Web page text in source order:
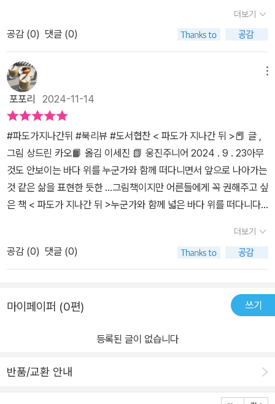
비를 피하기 위해 피해야만 했다. 갇혀버린 곳에서 막막했던 것도 잠
시 그곳에서의 시간을 즐기게 되는 이들을 발견한다. 그리고 그곳에
복과 마주할 수 있다. 혼자였다면 힘들었을 고립된 상황에서 혼자가
아닌, 다른 이들과 함께 하고 그들과 서로 도우면서 이겨내는 모습. 자
신의 감정은 어느새 그들과 동화되어 이겨내고 있음을 보게 된다. 파
도가 닥쳐오기 전에는 보지 못했던 것들을, 파도가 지나가고 난 뒤에
야 비로소 보이는 것이다. 그렇게 서로가 서로에게 의지하면서 지내
는 모습을 보면서 나도 모르게 미소가 지어졌다. 아이들을 위한 동화
이지만 어른들에게도 따스한 감동을 안겨줄 수 있는 《파도가 지나간
뒤》였다.출판사로부터 도서를 제공받고 주관적으로 쓴 글입니다.
<우리>를 발견하기도 하지요.새로운 누군가를 사귀려면<나의 시간
을 함께 나누어야>하는 것도느낄 수 있지요.그렇게 나보다 더 사랑하
는 누군가가 생기면줄 수 있는 사랑은 두 배, 세 배로 불어나는 것도배
우게 되지요.그렇게 조각 조각들이 모인 나의 경험들이<작은 꿈>이
되어 있었네요.그 꿈이 내게 있기에이제 괜찮을 거예요.뭔가 해 보면
어떨까요?다시 힘을 모으기로 했어요.먼저 밖으로 나가 다시 하늘을
올려다 보는거예요.귀여운 두 친구들의 모험을따라 다녀봤어요!나뿐
만이 아니라 누구에게도 느끼는 감정들이 같다는 것을알게 되고, 그
과정을 같이 응원하고,다시 나도 힘을 얻고 있게 되더라구요.아이와
함께 나와, 우리그리고 세상에 <화이팅>을 외칠수 있는 책이였어요.
❤️한 주도 애썼던 우리에게 <토닥>여 주는 책이 아닐까요?
더보기
공감 (0) 댓글 (0)
포포리 2024-11-14
#파도가지나간뒤 #북리뷰 #도서협찬 < 파도가 지나간 뒤 >📕 글 ,
그림 상드린 카오📙 옮김 이세진 📗 웅진주니어 2024 . 9 . 23아무
것도 안보이는 바다 위를 누군가와 함께 떠다니면서 앞으로 나아가는
것 같은 삶을 표현한 듯한 …그림책이지만 어른들에게 꼭 권해주고 싶
은 책 < 파도가 지나간 뒤 >누군가와 함께 넓은 바다 위를 떠다니다
겪을 수도 있어요.그렇지만 그걸 이겨내고 계속 나아간다면새로운 섬
도 만나고 새로운 사람들도 만날 수 있어요.물론 만남이 있으면 이별
국 이겨내고 한 뼘 더 성장할 수 있어요.중요한 것은 많은 시간을 함께
는 것!이렇게 살아가면서 겪을 수 있는 일들을너무 따뜻하고 귀여운
책.아이와 함께 꼭 읽어보시기를 추천해봅니다 🥰📚 쓴맛무언가 불
더보기
공감 (0) 댓글 (0)
마이페이퍼 (0편) 쓰기
등록된 글이 없습니다
반품/교환 안내